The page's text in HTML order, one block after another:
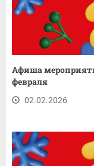
Афиша
февраля
02.02.2026